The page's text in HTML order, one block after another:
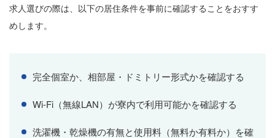
求人選びの際は、以下の居住条件を事前に確認することをおすす
めします。
完全個室か、相部屋・ドミトリー形式かを確認する
Wi-Fi（無線LAN）が寮内で利用可能かを確認する
洗濯機・乾燥機の有無と使用料（無料か有料か）を確